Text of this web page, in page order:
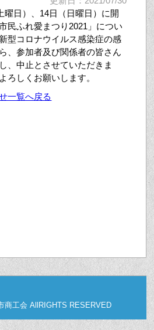
曜日）、14日（日曜日）に開
民ふれ愛まつり2021」につい
型コロナウイルス感染症の感
、参加者及び関係者の皆さん
、中止とさせていただきま
ろしくお願いします。
一覧へ戻る
商工会 AllRIGHTS RESERVED